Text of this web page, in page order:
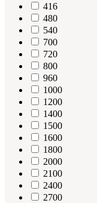
416
480
540
700
720
800
960
1000
1200
1400
1500
1600
1800
2000
2100
2400
2700